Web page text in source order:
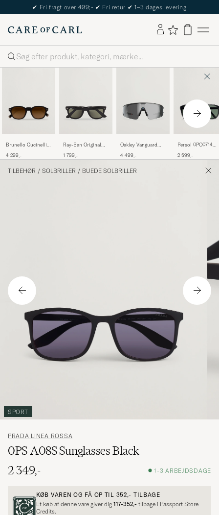
The Care of Carl Passport
Søg
Brunello Cucinelli
Sunglasses Nero
4 299,-
Ray-Ban Original
Sunglasses
1 799,-
Oakley Vanguard
Sunglasses Black
4 499,-
Persol 0PO0714
Black/Crystal
2 599,-
TILBEHØR / SOLBRILLER / BUEDE SOLBRILLER
SPORT
PRADA LINEA ROSSA
0PS A08S Sunglasses Black
2 349,-
1-3 ARBEJDSDAGE
KØB VAREN OG FÅ OP TIL 352,- TILBAGE
Et køb af denne vare giver dig 117-352,- tilbage i Passport Store
Credits.